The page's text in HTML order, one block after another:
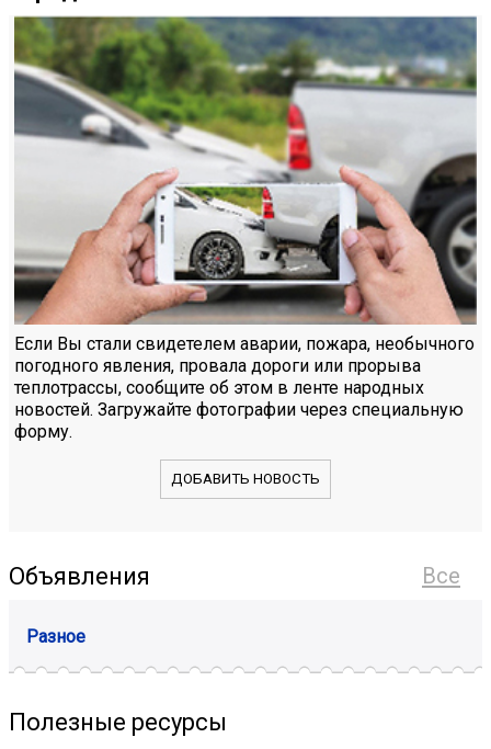
Если Вы стали свидетелем аварии, пожара, необычного
погодного явления, провала дороги или прорыва
теплотрассы, сообщите об этом в ленте народных
новостей. Загружайте фотографии через специальную
форму.
ДОБАВИТЬ НОВОСТЬ
Все
Объявления
Разное
Полезные ресурсы